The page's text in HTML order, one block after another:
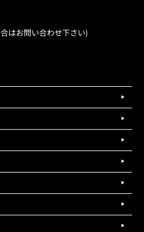
はお問い合わせ下さい)